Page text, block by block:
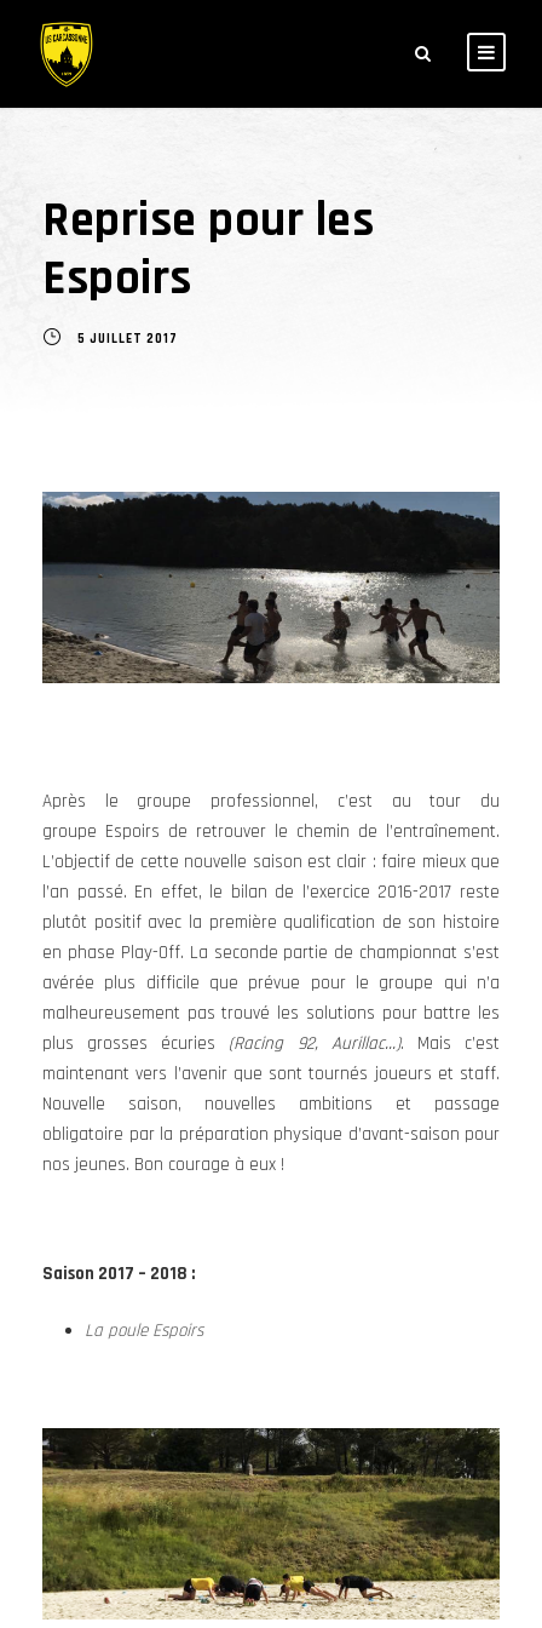
Reprise pour les
Espoirs
5 JUILLET 2017
Après le groupe professionnel, c’est au tour du
groupe Espoirs de retrouver le chemin de l’entraînement.
L’objectif de cette nouvelle saison est clair : faire mieux que
l’an passé. En effet, le bilan de l’exercice 2016-2017 reste
plutôt positif avec la première qualification de son histoire
en phase Play-Off. La seconde partie de championnat s’est
avérée plus difficile que prévue pour le groupe qui n’a
malheureusement pas trouvé les solutions pour battre les
plus grosses écuries (Racing 92, Aurillac…). Mais c’est
maintenant vers l’avenir que sont tournés joueurs et staff.
Nouvelle saison, nouvelles ambitions et passage
obligatoire par la préparation physique d’avant-saison pour
nos jeunes. Bon courage à eux !
Saison 2017 – 2018 :
La poule Espoirs